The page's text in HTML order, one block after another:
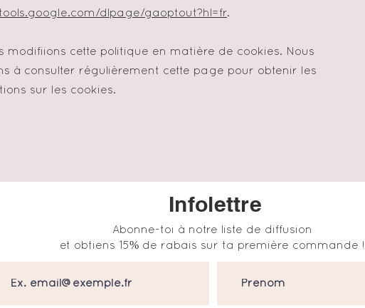
dlpage/gaoptout?hl=fr.
modifiions cette politique en matière de cookies. Nous
à consulter régulièrement cette page pour obtenir les
sur les cookies.
Infolettre
Abonne-toi à notre liste de diffusion
et obtiens 15% de rabais sur ta première commande !